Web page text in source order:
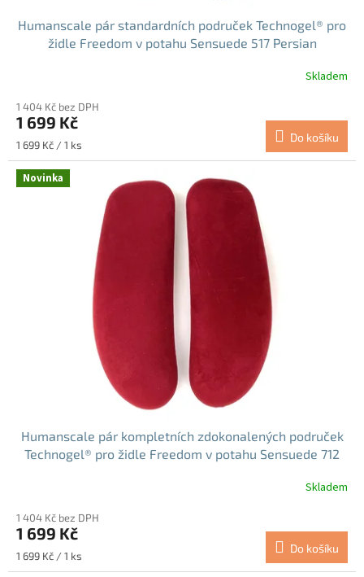
Humanscale pár standardních područek Technogel® pro
židle Freedom v potahu Sensuede 517 Persian
Skladem
1 404 Kč bez DPH
1 699 Kč
Měrná
cena:
1 699 Kč / 1 ks
Do košíku
Novinka
Humanscale pár kompletních zdokonalených područek
Technogel® pro židle Freedom v potahu Sensuede 712
Skladem
1 404 Kč bez DPH
1 699 Kč
Měrná
cena:
1 699 Kč / 1 ks
Do košíku